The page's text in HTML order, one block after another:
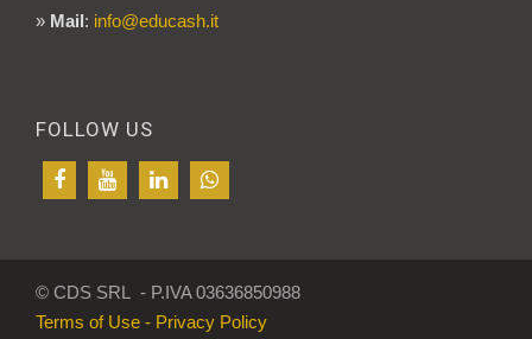
» Mail: info@educash.it
FOLLOW US
© CDS SRL - P.IVA 03636850988
Terms of Use - Privacy Policy